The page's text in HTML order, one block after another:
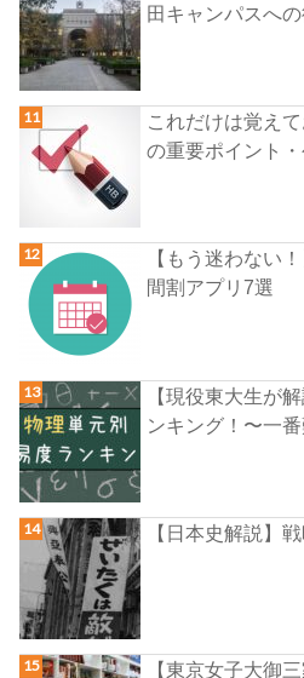
田キャンパスへ
これだけは覚え
の重要ポイント
【もう迷わない
間割アプリ7選
【現役東大生が
ンキング！〜一
【日本史解説】
【東京女子大御